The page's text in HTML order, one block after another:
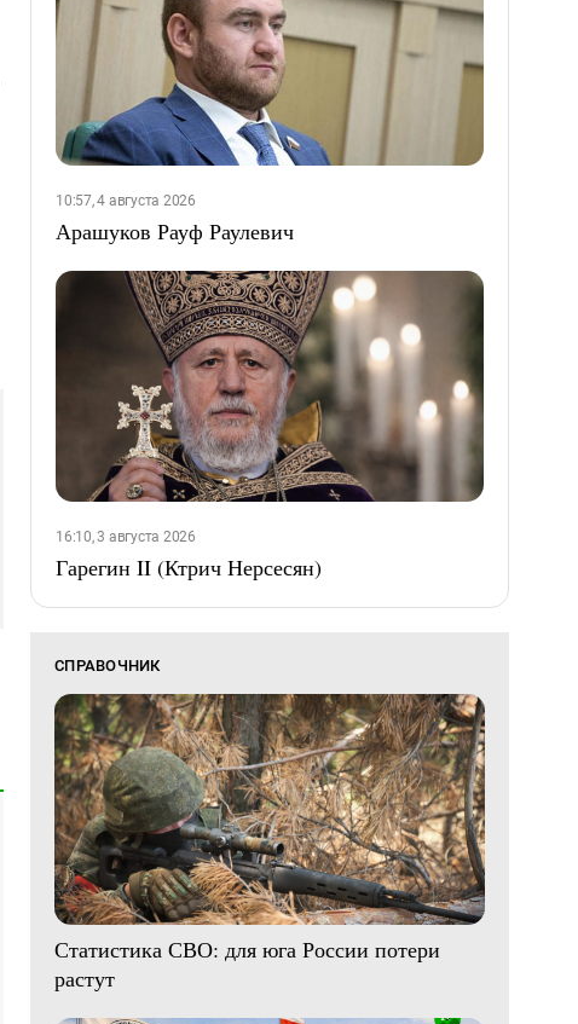
10:57, 4 августа 2026
Арашуков Рауф Раулевич
16:10, 3 августа 2026
Гарегин II (Ктрич Нерсесян)
СПРАВОЧНИК
Статистика СВО: для юга России потери
растут